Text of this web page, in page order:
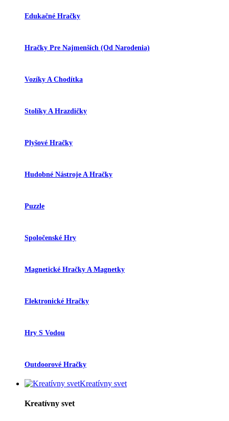
Edukačné Hračky
Hračky Pre Najmenších (od Narodenia)
Vozíky A Chodítka
Stolíky A Hrazdičky
Plyšové Hračky
Hudobné Nástroje A Hračky
Puzzle
Spoločenské Hry
Magnetické Hračky A Magnetky
Elektronické Hračky
Hry S Vodou
Outdoorové Hračky
Kreatívny svet
Kreatívny svet